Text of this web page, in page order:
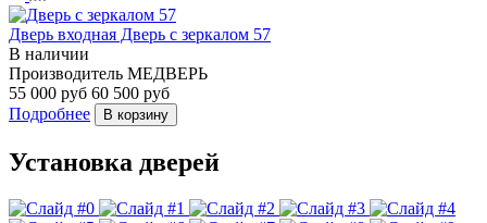
Дверь входная Дверь с зеркалом 57
В наличии
Производитель МЕДВЕРЬ
55 000 руб 60 500 руб
Подробнее
В корзину
Установка дверей